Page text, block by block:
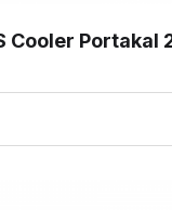
Cooler Portakal